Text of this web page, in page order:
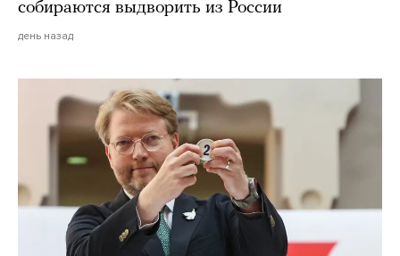
собираются выдворить из России
день назад